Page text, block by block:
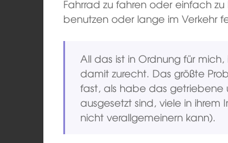
Fahrrad zu fahren oder einfach
benutzen oder lange im Verkehr
All das ist in Ordnung für
damit zurecht. Das größte
fast, als habe das getriebene
ausgesetzt sind, viele in
nicht verallgemeinern kann).